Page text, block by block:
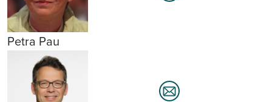
Petra Pau